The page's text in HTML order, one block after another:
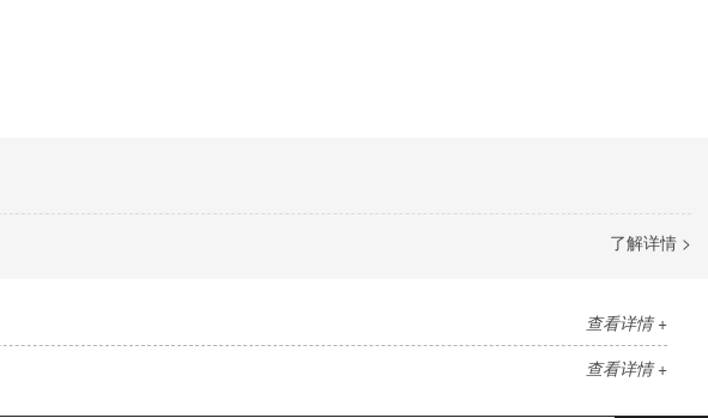
了解详情 >
查看详情 +
查看详情 +